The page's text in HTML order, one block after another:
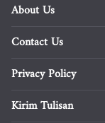
About Us
Contact Us
Privacy Policy
Kirim Tulisan